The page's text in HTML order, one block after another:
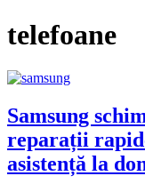
telefoane
Samsung
reparații
asistență la